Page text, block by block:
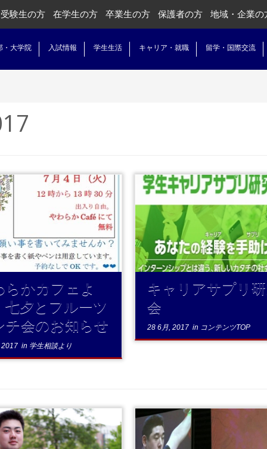
受験生の方 在学生の方 卒業生の方 保護者の方 地域・企業の
・大学院 入試情報 学生生活 キャリア・就職 留学・国際交流
...続きを読む
らかカフェよ
夕とフルーツ
チ会のお知らせ
2017 in 学生相談より
キャリアサプリ
会
28 6月, 2017 in コンテンツTOP